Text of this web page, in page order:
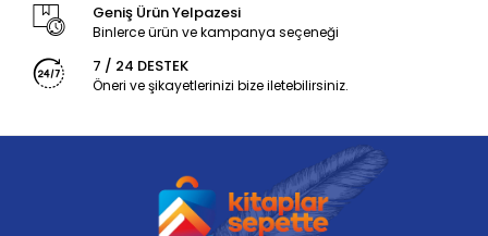
Geniş Ürün Yelpazesi
Binlerce ürün ve kampanya seçeneği
7 / 24 DESTEK
Öneri ve şikayetlerinizi bize iletebilirsiniz.